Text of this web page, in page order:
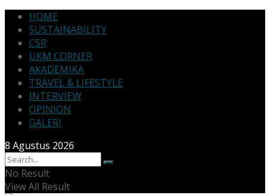
HOME
SUSTAINABILITY
CSR
UKM CORNER
AKADEMIKA
TRAVEL & LIFESTYLE
INTERVIEW
OPINION
GALERI
8 Agustus 2026
No Result
View All Result